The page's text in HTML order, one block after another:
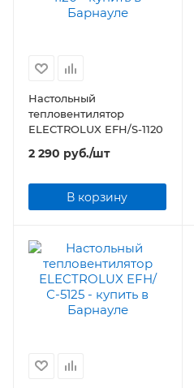
Настольный
тепловентилятор
ELECTROLUX EFH/S-1120
2 290 руб./шт
В корзину